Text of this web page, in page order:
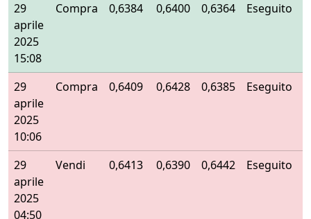
29
aprile
2025
15:08
Compra 0,6384 0,6400 0,6364 Eseguito
29
aprile
2025
10:06
Compra 0,6409 0,6428 0,6385 Eseguito
29
aprile
2025
04:50
Vendi 0,6413 0,6390 0,6442 Eseguito